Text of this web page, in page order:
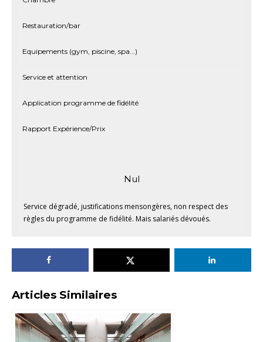
Restauration/bar
Equipements (gym, piscine, spa...)
Service et attention
Application programme de fidélité
Rapport Expérience/Prix
Nul
Service dégradé, justifications mensongères, non respect des
règles du programme de fidélité. Mais salariés dévoués.
Articles Similaires